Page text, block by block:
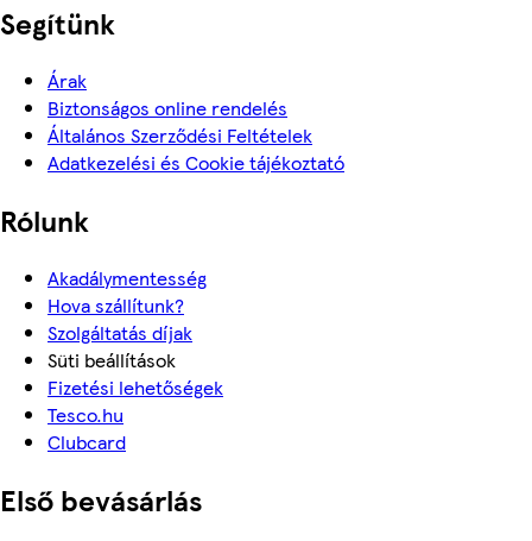
Segítünk
Árak
Biztonságos online rendelés
Általános Szerződési Feltételek
Adatkezelési és Cookie tájékoztató
Rólunk
Akadálymentesség
Hova szállítunk?
Szolgáltatás díjak
Süti beállítások
Fizetési lehetőségek
Tesco.hu
Clubcard
Első bevásárlás